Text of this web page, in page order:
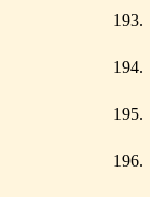
193.
194.
195.
196.